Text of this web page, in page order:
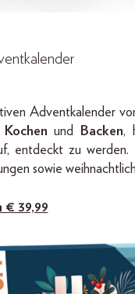
Adventkalender
Kochenund Backen,
entdeckt zu
sowie
€ 39,99